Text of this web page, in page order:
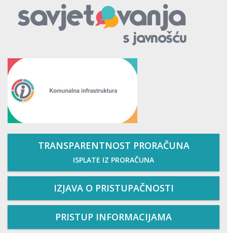
TRANSPARENTNOST PRORAČUNA
ISPLATE IZ PRORAČUNA
IZJAVA O PRISTUPAČNOSTI
PRISTUP INFORMACIJAMA